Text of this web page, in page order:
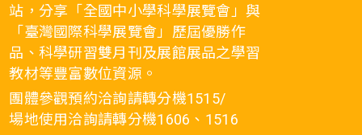
站，分享「全國中小學科學展覽會」與
「臺灣國際科學展覽會」歷屆優勝作
品、科學研習雙月刊及展館展品之學習
教材等豐富數位資源。
團體參觀預約洽詢請轉分機1515/
場地使用洽詢請轉分機1606、1516